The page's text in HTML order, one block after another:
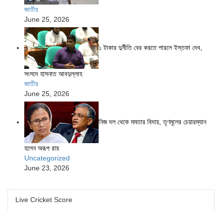
জাতীয়
June 25, 2026
১ টাকার দুর্নীতি বের করতে পারলে ইস্তফা দেব,
সংসদে হাসনাত আবদুল্লাহ
জাতীয়
June 25, 2026
নিজ দল থেকে মমতার বিদায়, তৃণমূলের চেয়ারম্যান
হলেন অরূপ রায়
Uncategorized
June 23, 2026
Live Cricket Score